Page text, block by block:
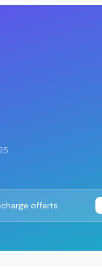
offerts